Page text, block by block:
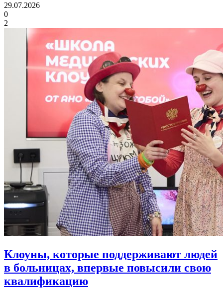
29.07.2026
0
2
Клоуны, которые поддерживают людей
в больницах, впервые повысили свою
квалификацию